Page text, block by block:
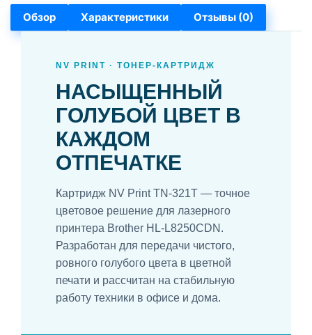
Обзор Характеристики Отзывы (0)
NV PRINT · ТОНЕР-КАРТРИДЖ
НАСЫЩЕННЫЙ
ГОЛУБОЙ ЦВЕТ В
КАЖДОМ
ОТПЕЧАТКЕ
Картридж NV Print TN-321T — точное
цветовое решение для лазерного
принтера Brother HL-L8250CDN.
Разработан для передачи чистого,
ровного голубого цвета в цветной
печати и рассчитан на стабильную
работу техники в офисе и дома.